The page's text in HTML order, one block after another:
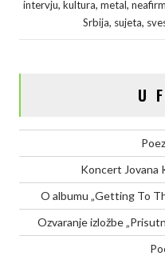
b
t
e
intervju, kultura, metal,
Srbija, sujeta,
U
Koncert Jovana
O albumu „Getting To
Ozvaranje izložbe